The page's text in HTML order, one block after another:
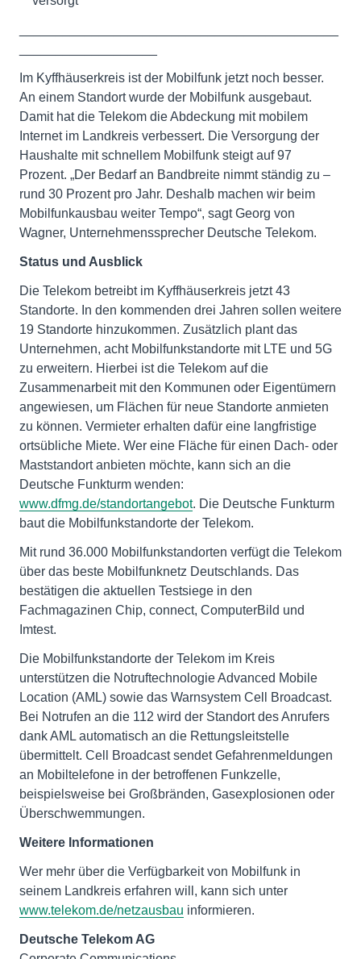
Im Kyffhäuserkreis ist der Mobilfunk jetzt noch besser.
An einem Standort wurde der Mobilfunk ausgebaut.
Damit hat die Telekom die Abdeckung mit mobilem
Internet im Landkreis verbessert. Die Versorgung der
Haushalte mit schnellem Mobilfunk steigt auf 97
Prozent. „Der Bedarf an Bandbreite nimmt ständig zu –
rund 30 Prozent pro Jahr. Deshalb machen wir beim
Mobilfunkausbau weiter Tempo“, sagt Georg von
Wagner, Unternehmenssprecher Deutsche Telekom.
Status und Ausblick
Die Telekom betreibt im Kyffhäuserkreis jetzt 43
Standorte. In den kommenden drei Jahren sollen weitere
19 Standorte hinzukommen. Zusätzlich plant das
Unternehmen, acht Mobilfunkstandorte mit LTE und 5G
zu erweitern. Hierbei ist die Telekom auf die
Zusammenarbeit mit den Kommunen oder Eigentümern
angewiesen, um Flächen für neue Standorte anmieten
zu können. Vermieter erhalten dafür eine langfristige
ortsübliche Miete. Wer eine Fläche für einen Dach- oder
Maststandort anbieten möchte, kann sich an die
Deutsche Funkturm wenden:
www.dfmg.de/standortangebot. Die Deutsche Funkturm
baut die Mobilfunkstandorte der Telekom.
Mit rund 36.000 Mobilfunkstandorten verfügt die Telekom
über das beste Mobilfunknetz Deutschlands. Das
bestätigen die aktuellen Testsiege in den
Fachmagazinen Chip, connect, ComputerBild und
Imtest.
Die Mobilfunkstandorte der Telekom im Kreis
unterstützen die Notruftechnologie Advanced Mobile
Location (AML) sowie das Warnsystem Cell Broadcast.
Bei Notrufen an die 112 wird der Standort des Anrufers
dank AML automatisch an die Rettungsleitstelle
übermittelt. Cell Broadcast sendet Gefahrenmeldungen
an Mobiltelefone in der betroffenen Funkzelle,
beispielsweise bei Großbränden, Gasexplosionen oder
Überschwemmungen.
Weitere Informationen
Wer mehr über die Verfügbarkeit von Mobilfunk in
seinem Landkreis erfahren will, kann sich unter
www.telekom.de/netzausbau informieren.
Deutsche Telekom AG